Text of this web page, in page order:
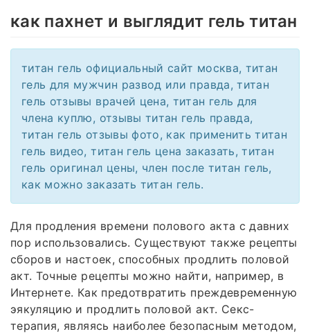
как пахнет и выглядит гель титан
титан гель официальный сайт москва, титан
гель для мужчин развод или правда, титан
гель отзывы врачей цена, титан гель для
члена куплю, отзывы титан гель правда,
титан гель отзывы фото, как применить титан
гель видео, титан гель цена заказать, титан
гель оригинал цены, член после титан гель,
как можно заказать титан гель.
Для продления времени полового акта с давних
пор использовались. Существуют также рецепты
сборов и настоек, способных продлить половой
акт. Точные рецепты можно найти, например, в
Интернете. Как предотвратить преждевременную
эякуляцию и продлить половой акт. Секс-
терапия, являясь наиболее безопасным методом,